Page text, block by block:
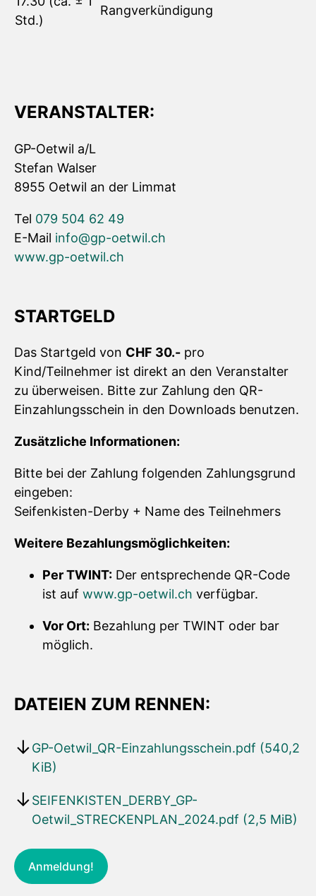
Std.)
Rangverkündigung
VERANSTALTER:
GP-Oetwil a/L
Stefan Walser
8955 Oetwil an der Limmat
Tel 079 504 62 49
E-Mail info@gp-oetwil.ch
www.gp-oetwil.ch
STARTGELD
Das Startgeld von CHF 30.- pro
Kind/Teilnehmer ist direkt an den Veranstalter
zu überweisen. Bitte zur Zahlung den QR-
Einzahlungsschein in den Downloads benutzen.
Zusätzliche Informationen:
Bitte bei der Zahlung folgenden Zahlungsgrund
eingeben:
Seifenkisten-Derby + Name des Teilnehmers
Weitere Bezahlungsmöglichkeiten:
Per TWINT: Der entsprechende QR-Code
ist auf www.gp-oetwil.ch verfügbar.
Vor Ort: Bezahlung per TWINT oder bar
möglich.
DATEIEN ZUM RENNEN:
GP-Oetwil_QR-Einzahlungsschein.pdf (540,2
KiB)
SEIFENKISTEN_DERBY_GP-
Oetwil_STRECKENPLAN_2024.pdf (2,5 MiB)
Anmeldung!